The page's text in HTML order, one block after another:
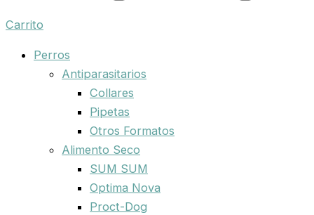
Carrito
Perros
Antiparasitarios
Collares
Pipetas
Otros Formatos
Alimento Seco
SUM SUM
Optima Nova
Proct-Dog